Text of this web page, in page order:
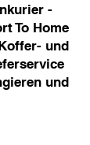
-
To Home
und
und